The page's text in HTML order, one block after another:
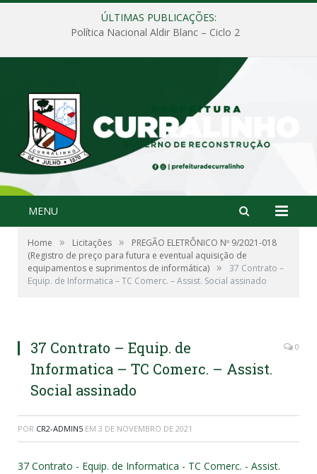
ÚLTIMAS PUBLICAÇÕES:
Política Nacional Aldir Blanc – Ciclo 2
MENU
Home » Licitações »
PREGÃO ELETRÔNICO Nº 9/2021-018
(Registro de preço para futura e eventual aquisição de
equipamentos e suprimentos de informática) »
37 Contrato –
Equip. de Informatica – TC Comerc. – Assist. Social assinado
37 Contrato – Equip. de
Informatica – TC Comerc. – Assist.
Social assinado
0
POR CR2-ADMIN5 EM 3 DE NOVEMBRO DE 2021
37 Contrato - Equip. de Informatica - TC Comerc. - Assist.